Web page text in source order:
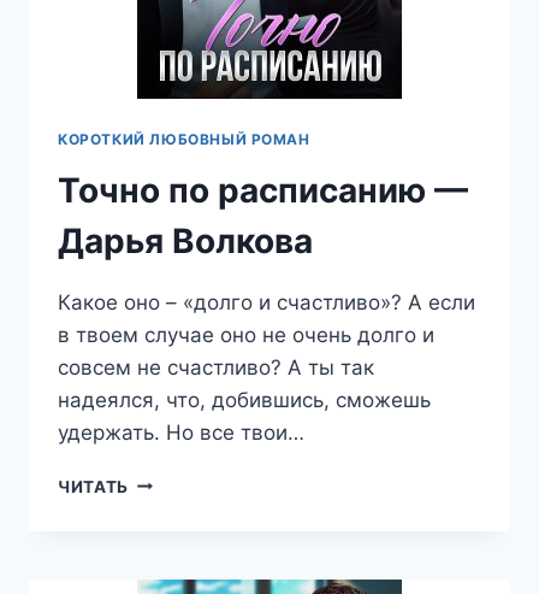
КОРОТКИЙ ЛЮБОВНЫЙ РОМАН
Точно по расписанию —
Дарья Волкова
Какое оно – «долго и счастливо»? А если
в твоем случае оно не очень долго и
совсем не счастливо? А ты так
надеялся, что, добившись, сможешь
удержать. Но все твои…
ЧИТАТЬ ТОЧНО
ДАРЬЯ